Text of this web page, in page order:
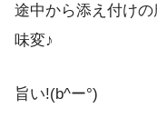
途中から添え付け
味変♪
旨い!(b^ー°)